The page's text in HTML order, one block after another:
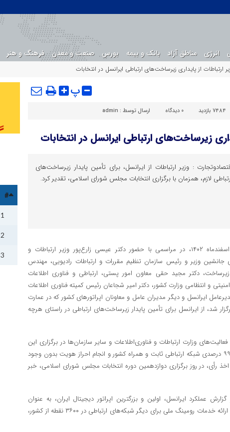
انرژی مناطق آزاد بانک و بیمه بورس صنعت و معدن فرهنگ و هنر
ارتباطات از پایداری زیرساخت‌های ارتباطی ایرانسل در انتخابات
پ
7484 بازدید 0 دیدگاه ارسال توسط : admin
زیرساخت‌های ارتباطی ایرانسل در انتخابات
: وزیر ارتباطات از ایرانسل، برای تأمین پایدار زیرساخت‌های
لازم، همزمان با برگزاری انتخابات مجلس شورای اسلامی، تقدیر کرد.
به گزارش روابط‌عمومی ایرانسل، عصر ۱۹ اسفندماه ۱۴۰۲، در مراسمی با حضور دکتر عیسی زارع‌پور وزیر ارتباطات و
جانشین وزیر و رئیس سازمان تنظیم مقررات و ارتباطات رادیویی، مهندس
دکتر مجید حقی معاون امور پستی، ارتباطی و فناوری اطلاعات
و انتظامی وزارت کشور، دکتر امیر شجاعان رئیس کمیته فناوری اطلاعات
ایرانسل و دیگر مدیران عامل و معاونان اپراتورهای کشور که در عمارت
شد، از ایرانسل برای تأمین پایدار زیرساخت‌های ارتباطی در راستای هرچه
وزارت ارتباطات و فناوری‌اطلاعات و سایر سازمان‌ها در برگزاری این
انتخابات، از پوشش ۹۹.۸ درصدی و پایداری ۹۹ درصدی شبکه ارتباطی ثابت و همراه کشور و انجام احراز هویت بدون وجود
در روز برگزاری دوازدهمین دوره انتخابات مجلس شورای اسلامی، خبر
عملکرد ایرانسل، اولین و بزرگترین اپراتور دیجیتال ایران، به عنوان
پشتیبان پایداری ارتباطی در این انتخابات، به ارائه خدمات رومینگ ملی برای دیگر شبکه‌های ارتباطی در ۳۶۰۰ نقطه از کشور،
#
1
2
3